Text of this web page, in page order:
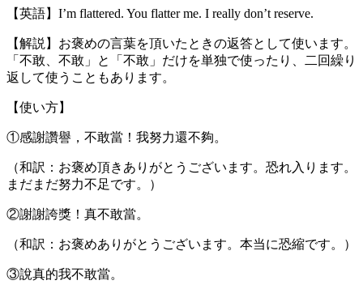
【英語】I’m flattered. You flatter me. I really don’t reserve.
【解説】お褒めの言葉を頂いたときの返答として使います。
「不敢、不敢」と「不敢」だけを単独で使ったり、二回繰り
返して使うこともあります。
【使い方】
①感謝讚譽，不敢當！我努力還不夠。
（和訳：お褒め頂きありがとうございます。恐れ入ります。
まだまだ努力不足です。）
②謝謝誇獎！真不敢當。
（和訳：お褒めありがとうございます。本当に恐縮です。）
③說真的我不敢當。